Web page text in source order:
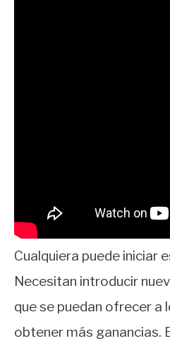
Cualquiera puede iniciar
Necesitan introducir
que se puedan ofrecer a
obtener más ganancias.